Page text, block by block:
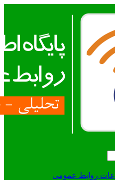
روابط عمومی